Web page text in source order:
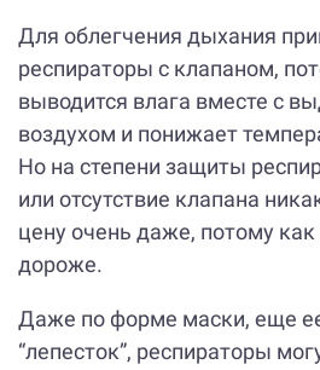
Для облегчения дыхания
респираторы с клапаном,
выводится влага вместе с
воздухом и понижает
Но на степени защиты
или отсутствие клапана
цену очень даже, потому
дороже.
Даже по форме маски, еще
“лепесток”, респираторы